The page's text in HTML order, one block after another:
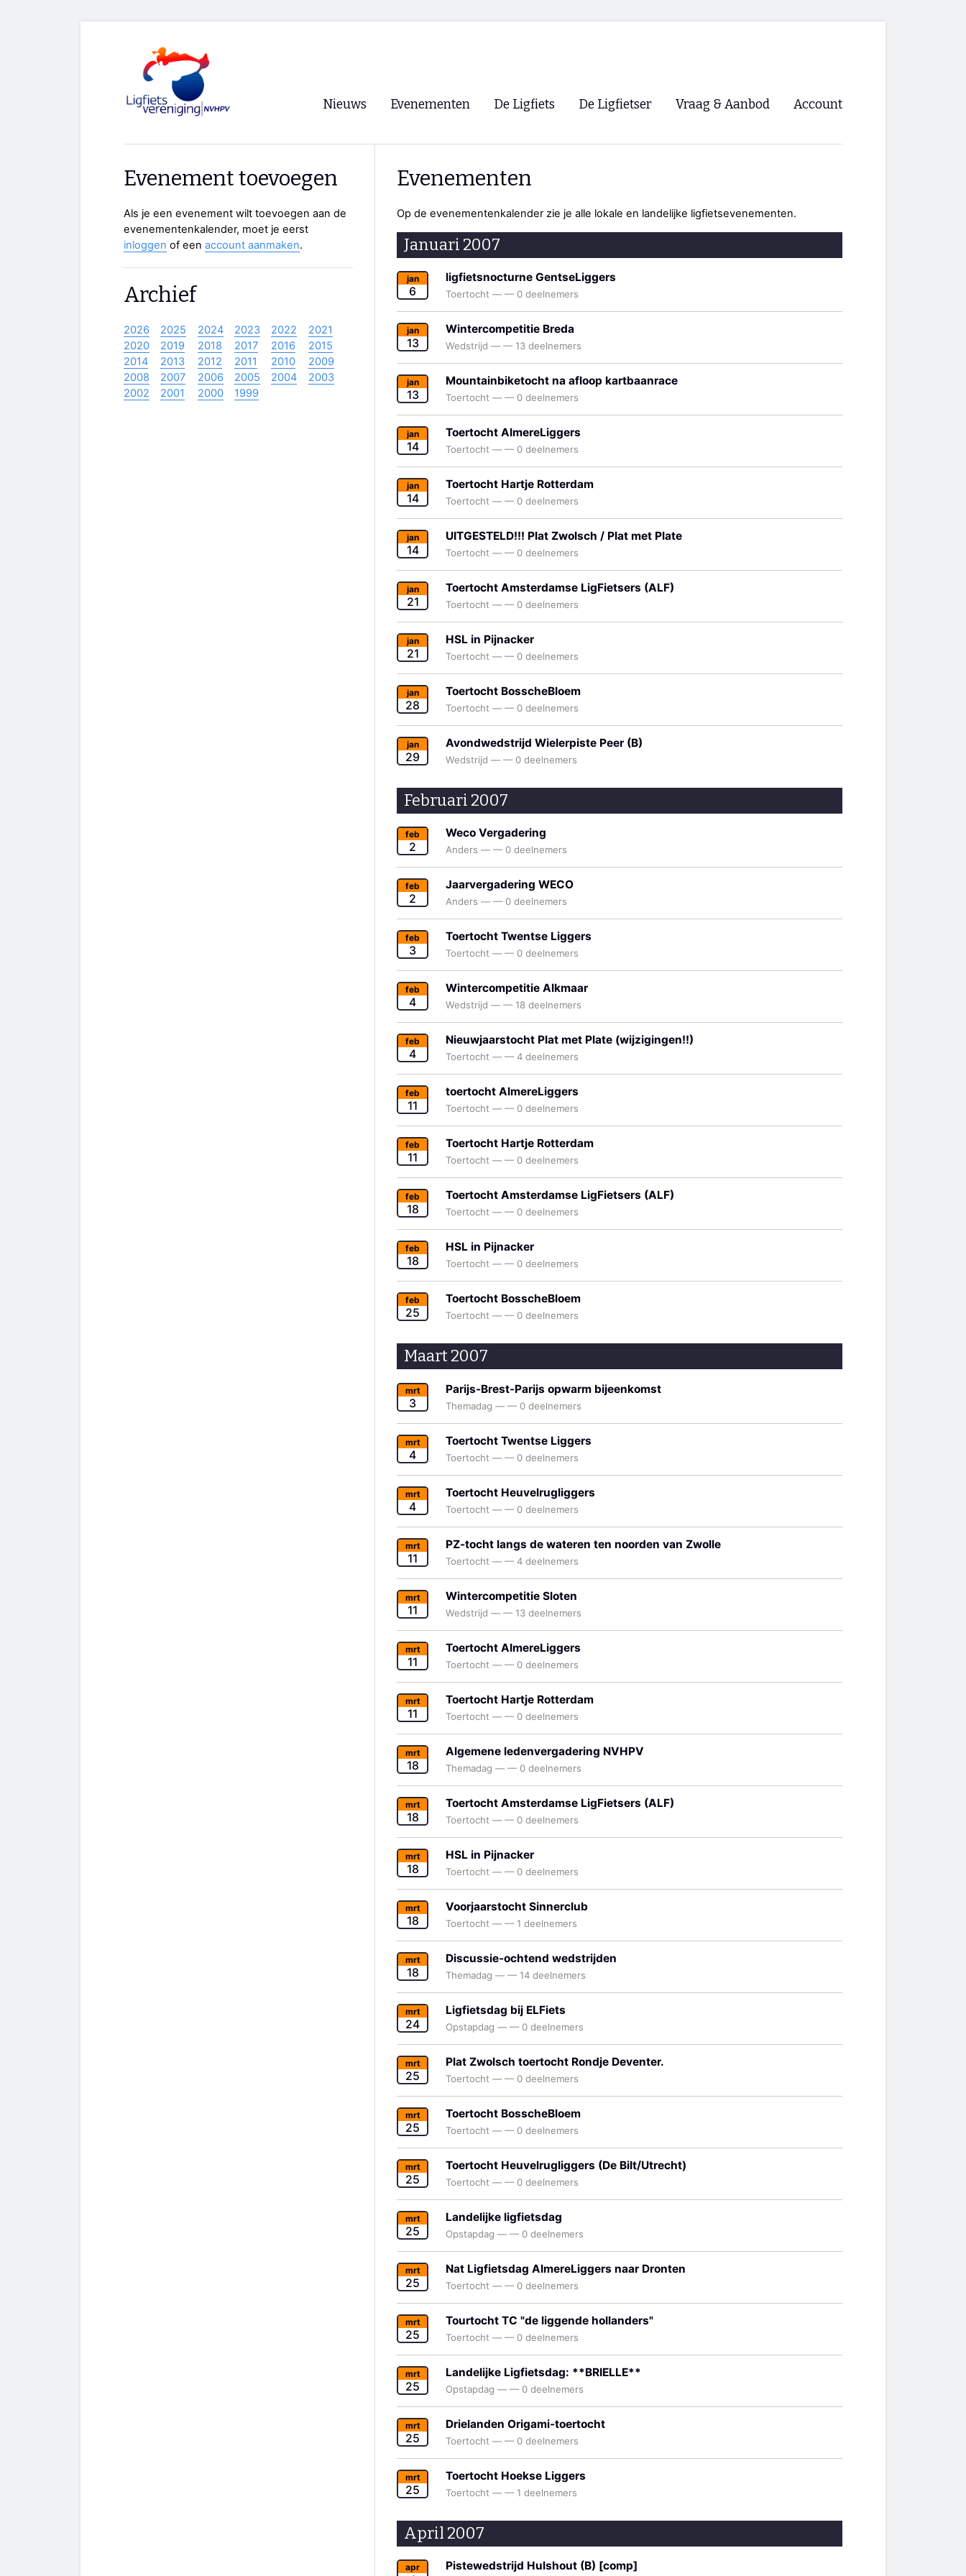
Nieuws
Archief
RSS
Evenementen
Paastreffen
CycleVision
De Ligfiets
Winkels
De Ligfietser
Lokale Fietsverenigingen
EHPVA & EuSupino 🡺
Vraag & Aanbod Account
Evenementen
Op de evenementenkalender zie je alle lokale en landelijke ligfietsevenementen.
Januari 2007
jan
6
ligfietsnocturne GentseLiggers
Toertocht — — 0 deelnemers
jan
13
Wintercompetitie Breda
Wedstrijd — — 13 deelnemers
jan
13
Mountainbiketocht na afloop kartbaanrace
Toertocht — — 0 deelnemers
jan
14
Toertocht AlmereLiggers
Toertocht — — 0 deelnemers
jan
14
Toertocht Hartje Rotterdam
Toertocht — — 0 deelnemers
jan
14
UITGESTELD!!! Plat Zwolsch / Plat met Plate
Toertocht — — 0 deelnemers
jan
21
Toertocht Amsterdamse LigFietsers (ALF)
Toertocht — — 0 deelnemers
jan
21
HSL in Pijnacker
Toertocht — — 0 deelnemers
jan
28
Toertocht BosscheBloem
Toertocht — — 0 deelnemers
jan
29
Avondwedstrijd Wielerpiste Peer (B)
Wedstrijd — — 0 deelnemers
Februari 2007
feb
2
Weco Vergadering
Anders — — 0 deelnemers
feb
2
Jaarvergadering WECO
Anders — — 0 deelnemers
feb
3
Toertocht Twentse Liggers
Toertocht — — 0 deelnemers
feb
4
Wintercompetitie Alkmaar
Wedstrijd — — 18 deelnemers
feb
4
Nieuwjaarstocht Plat met Plate (wijzigingen!!)
Toertocht — — 4 deelnemers
feb
11
toertocht AlmereLiggers
Toertocht — — 0 deelnemers
feb
11
Toertocht Hartje Rotterdam
Toertocht — — 0 deelnemers
feb
18
Toertocht Amsterdamse LigFietsers (ALF)
Toertocht — — 0 deelnemers
feb
18
HSL in Pijnacker
Toertocht — — 0 deelnemers
feb
25
Toertocht BosscheBloem
Toertocht — — 0 deelnemers
Maart 2007
mrt
3
Parijs-Brest-Parijs opwarm bijeenkomst
Themadag — — 0 deelnemers
mrt
4
Toertocht Twentse Liggers
Toertocht — — 0 deelnemers
mrt
4
Toertocht Heuvelrugliggers
Toertocht — — 0 deelnemers
mrt
11
PZ-tocht langs de wateren ten noorden van Zwolle
Toertocht — — 4 deelnemers
mrt
11
Wintercompetitie Sloten
Wedstrijd — — 13 deelnemers
mrt
11
Toertocht AlmereLiggers
Toertocht — — 0 deelnemers
mrt
11
Toertocht Hartje Rotterdam
Toertocht — — 0 deelnemers
mrt
18
Algemene ledenvergadering NVHPV
Themadag — — 0 deelnemers
mrt
18
Toertocht Amsterdamse LigFietsers (ALF)
Toertocht — — 0 deelnemers
mrt
18
HSL in Pijnacker
Toertocht — — 0 deelnemers
mrt
18
Voorjaarstocht Sinnerclub
Toertocht — — 1 deelnemers
mrt
18
Discussie-ochtend wedstrijden
Themadag — — 14 deelnemers
mrt
24
Ligfietsdag bij ELFiets
Opstapdag — — 0 deelnemers
mrt
25
Plat Zwolsch toertocht Rondje Deventer.
Toertocht — — 0 deelnemers
mrt
25
Toertocht BosscheBloem
Toertocht — — 0 deelnemers
mrt
25
Toertocht Heuvelrugliggers (De Bilt/Utrecht)
Toertocht — — 0 deelnemers
mrt
25
Landelijke ligfietsdag
Opstapdag — — 0 deelnemers
mrt
25
Nat Ligfietsdag AlmereLiggers naar Dronten
Toertocht — — 0 deelnemers
mrt
25
Tourtocht TC "de liggende hollanders"
Toertocht — — 0 deelnemers
mrt
25
Landelijke Ligfietsdag: **BRIELLE**
Opstapdag — — 0 deelnemers
mrt
25
Drielanden Origami-toertocht
Toertocht — — 0 deelnemers
mrt
25
Toertocht Hoekse Liggers
Toertocht — — 1 deelnemers
April 2007
apr Pistewedstrijd Hulshout (B) [comp]
Evenement toevoegen
Als je een evenement wilt toevoegen aan de
evenementenkalender, moet je eerst
inloggen of een account aanmaken.
Archief
2026 2025 2024 2023 2022
2021
2020
2019 2018 2017 2016
2015
2014
2013 2012 2011 2010
2009
2008
2007 2006 2005 2004
2003
2002
2001 2000 1999